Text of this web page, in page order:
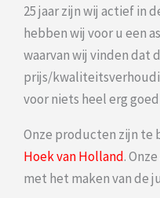
25 jaar zijn wij actief in
hebben wij voor u een
waarvan wij vinden dat
prijs/
voor niets heel erg
Onze producten zijn te
Hoek van Holland.
met het maken van de